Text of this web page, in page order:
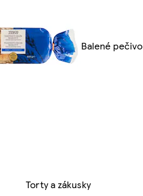
Balené pečivo
Torty a zákusky